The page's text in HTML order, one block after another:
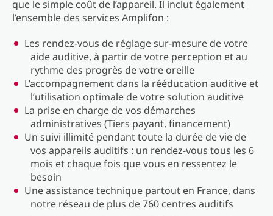
que le simple coût de l’appareil. Il inclut également
l’ensemble des services Amplifon :
Les rendez-vous de réglage sur-mesure de votre
aide auditive, à partir de votre perception et au
rythme des progrès de votre oreille
L’accompagnement dans la rééducation auditive et
l’utilisation optimale de votre solution auditive
La prise en charge de vos démarches
administratives (Tiers payant, financement)
Un suivi illimité pendant toute la durée de vie de
vos appareils auditifs : un rendez-vous tous les 6
mois et chaque fois que vous en ressentez le
besoin
Une assistance technique partout en France, dans
notre réseau de plus de 760 centres auditifs